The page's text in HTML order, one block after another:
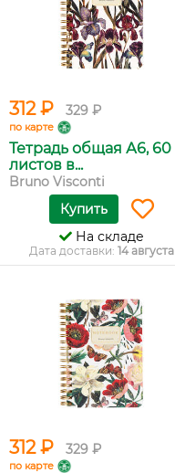
312 ₽ 329 ₽
по карте
Тетрадь общая А6, 60
листов в...
Bruno Visconti
Купить
На складе
Дата доставки: 14 августа
312 ₽ 329 ₽
по карте